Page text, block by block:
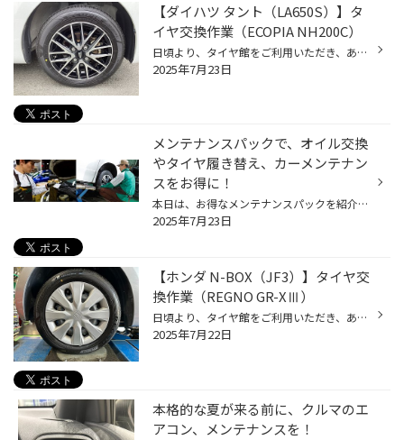
【ダイハツ タント（LA650S）】タ
イヤ交換作業（ECOPIA NH200C）
日頃より、タイヤ館をご利用いただき、ありがとうございます。 さて、当店と同じチェーン店の近隣タイヤ館店舗で作業いたしましたタイヤ交換作業をご紹介します。 （WEB掲載をご快諾いただきましたお客様！大変感謝しております。 いつもご愛顧いただき誠にありがとうございます！！） おクルマ：ダ...
2025年7月23日
メンテナンスパックで、オイル交換
やタイヤ履き替え、カーメンテナン
スをお得に！
本日は、お得なメンテナンスパックを紹介します。 メンテナンスパックって結構高額なイメージをお持ちのお客様も多いと思いますが、 コクピット・タイヤ館のメンテナンスパックは、 手軽に、日常的なおクルマのメンテナンスをカバーする内容になっておりますので、 是非、一度ご検討ください！ コク...
2025年7月23日
【ホンダ N-BOX（JF3）】タイヤ交
換作業（REGNO GR-XⅢ）
日頃より、タイヤ館をご利用いただき、ありがとうございます。 さて、当店と同じチェーン店の近隣タイヤ館店舗で作業いたしましたタイヤ交換作業をご紹介します。 （WEB掲載をご快諾いただきましたお客様！大変感謝しております。 いつもご愛顧いただき誠にありがとうございます！！） おクルマ：ホ...
2025年7月22日
本格的な夏が来る前に、クルマのエ
アコン、メンテナンスを！